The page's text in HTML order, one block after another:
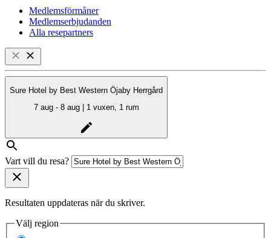
Medlemsförmåner
Medlemserbjudanden
Alla resepartners
Sure Hotel by Best Western Öjaby Herrgård
7 aug - 8 aug | 1 vuxen, 1 rum
Vart vill du resa?
Resultaten uppdateras när du skriver.
Välj region